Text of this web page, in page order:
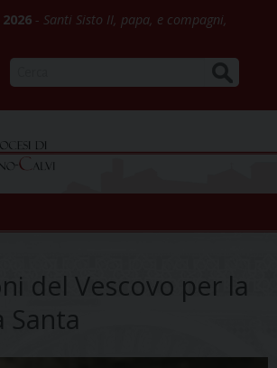
Santi Sisto II, papa, e compagni,
del Vescovo per la
Santa